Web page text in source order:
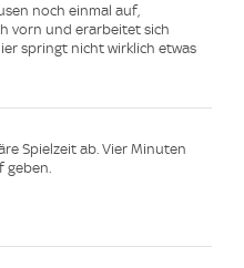
noch einmal auf,
vorn und erarbeitet sich
springt nicht wirklich etwas
Spielzeit ab. Vier Minuten
geben.